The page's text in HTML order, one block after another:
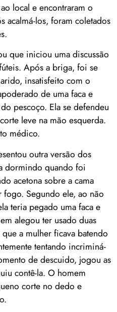
local e encontraram o
acalmá-los, foram coletados
que iniciou uma discussão
Após a briga, foi se
insatisfeito com o
de uma faca e
pescoço. Ela se defendeu
leve na mão esquerda.
médico.
outra versão dos
dormindo quando foi
acetona sobre a cama
fogo. Segundo ele, ao não
teria pegado uma faca e
alegou ter usado duas
a mulher ficava batendo
tentando incriminá-
de descuido, jogou as
contê-la. O homem
corte no dedo e